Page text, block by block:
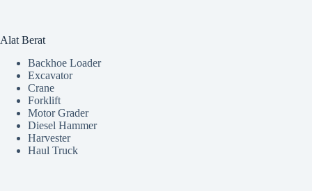
Alat Berat
Backhoe Loader
Excavator
Crane
Forklift
Motor Grader
Diesel Hammer
Harvester
Haul Truck